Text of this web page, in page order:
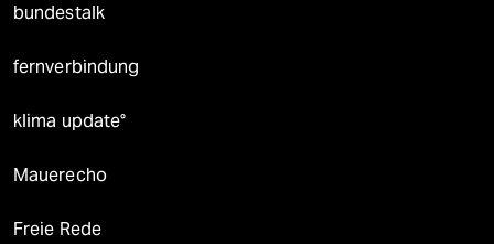
bundestalk
fernverbindung
klima update°
Mauerecho
Freie Rede